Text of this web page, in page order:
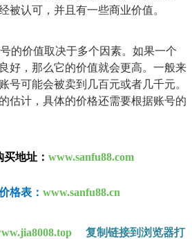
被认可，并且有一些商业价值。
的价值取决于多个因素。如果一个
好，那么它的价值就会更高。一般来
号可能会被卖到几百元或者几千元。
估计，具体的价格还需要根据账号的
地址： www.sanfu88.com
表： www.sanfu88.cn
复制链接到浏览器打